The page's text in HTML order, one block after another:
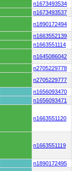
n1673493534
n1673493537
n1890172494
n1663552139
n1663551114
n1645086042
n2705229778
n2705229777
n1656093470
n1656093471
n1663551120
n1663551119
n1890172495